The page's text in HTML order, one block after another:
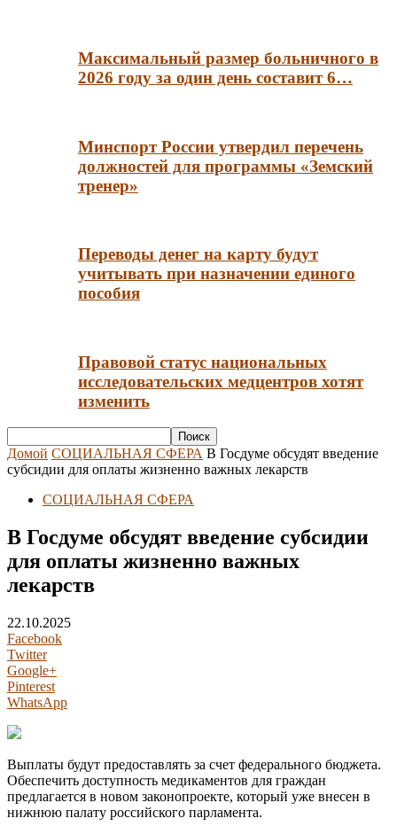
Максимальный размер больничного в
2026 году за один день составит 6…
Минспорт России утвердил перечень
должностей для программы «Земский
тренер»
Переводы денег на карту будут
учитывать при назначении единого
пособия
Правовой статус национальных
исследовательских медцентров хотят
изменить
Домой СОЦИАЛЬНАЯ СФЕРА В Госдуме обсудят введение
субсидии для оплаты жизненно важных лекарств
СОЦИАЛЬНАЯ СФЕРА
В Госдуме обсудят введение субсидии
для оплаты жизненно важных
лекарств
22.10.2025
Facebook
Twitter
Google+
Pinterest
WhatsApp
Выплаты будут предоставлять за счет федерального бюджета.
Обеспечить доступность медикаментов для граждан
предлагается в новом законопроекте, который уже внесен в
нижнюю палату российского парламента.